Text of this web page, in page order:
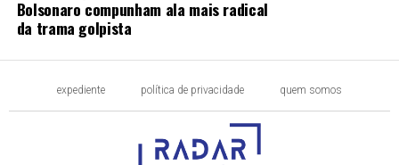
Bolsonaro compunham ala mais radical
da trama golpista
expediente política de privacidade quem somos